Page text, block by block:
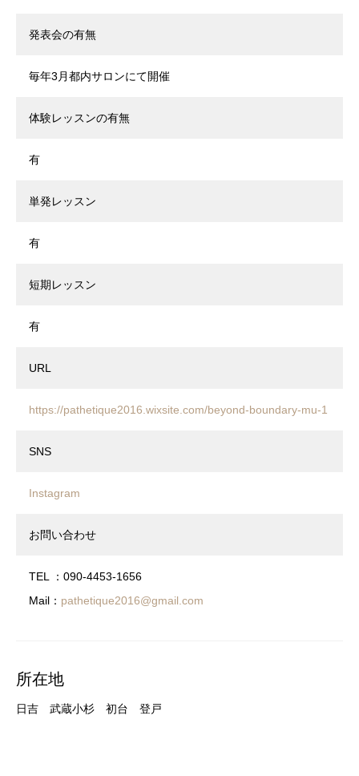
発表会の有無
毎年3月都内サロンにて開催
体験レッスンの有無
有
単発レッスン
有
短期レッスン
有
URL
https://pathetique2016.wixsite.com/beyond-boundary-mu-1
SNS
Instagram
お問い合わせ
TEL ：090-4453-1656
Mail： pathetique2016@gmail.com
所在地
日吉 武蔵小杉 初台 登戸